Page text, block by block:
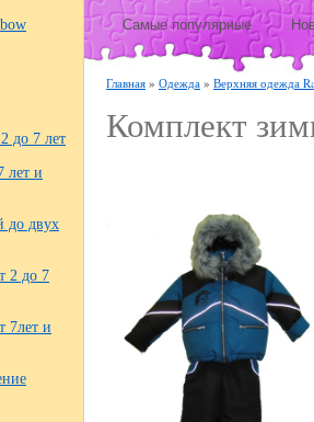
до 7 лет
лет и
до двух
2 до 7
7лет и
Самые популярные
Главная » Одежда » Верхняя одежда
Комплект